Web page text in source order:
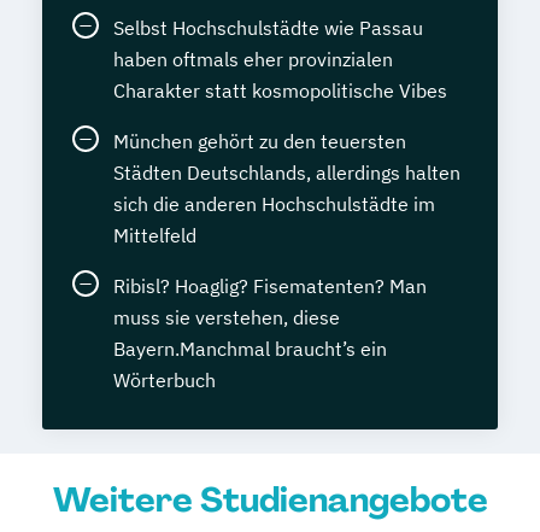
Selbst Hochschulstädte wie Passau
haben oftmals eher provinzialen
Charakter statt kosmopolitische Vibes
München gehört zu den teuersten
Städten Deutschlands, allerdings halten
sich die anderen Hochschulstädte im
Mittelfeld
Ribisl? Hoaglig? Fisematenten? Man
muss sie verstehen, diese
Bayern.Manchmal braucht’s ein
Wörterbuch
Weitere Studienangebote